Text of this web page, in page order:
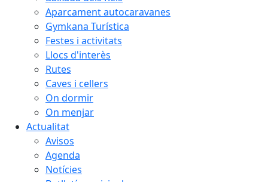
Aparcament autocaravanes
Gymkana Turística
Festes i activitats
Llocs d'interès
Rutes
Caves i cellers
On dormir
On menjar
Actualitat
Avisos
Agenda
Notícies